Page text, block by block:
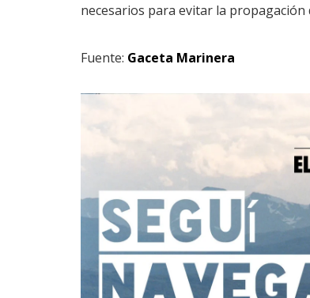
necesarios para evitar la propagación
Fuente: Gaceta Marinera